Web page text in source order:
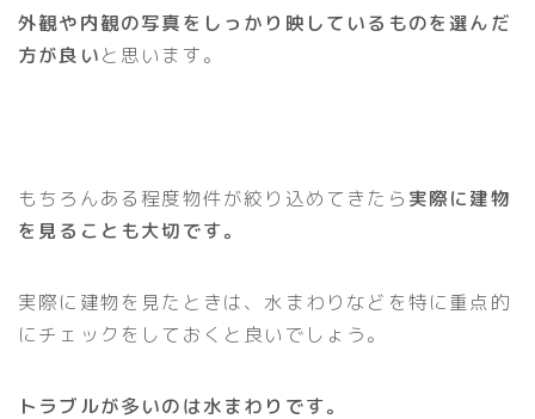
外観や内観の写真をしっかり映しているものを選んだ
方が良いと思います。
もちろんある程度物件が絞り込めてきたら 実際に建物
を見ることも大切です。
実際に建物を見たときは、水まわりなどを特に重点的
にチェックをしておくと良いでしょう。
トラブルが多いのは水まわりです。